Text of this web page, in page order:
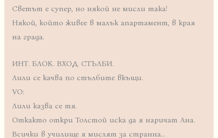
Светът е супер, но някой не мисли така!
Някой, който живее в малък апартамент, в края
на града.
ИНТ. БЛОК. ВХОД. СТЪЛБИ.
Лили се качва по стълбите вкъщи.
VO:
Лили казва се тя.
Откакто откри Толстой иска да я наричат Ана.
Всички в училище я мислят за странна…